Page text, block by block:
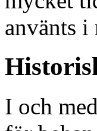
använts i
I och